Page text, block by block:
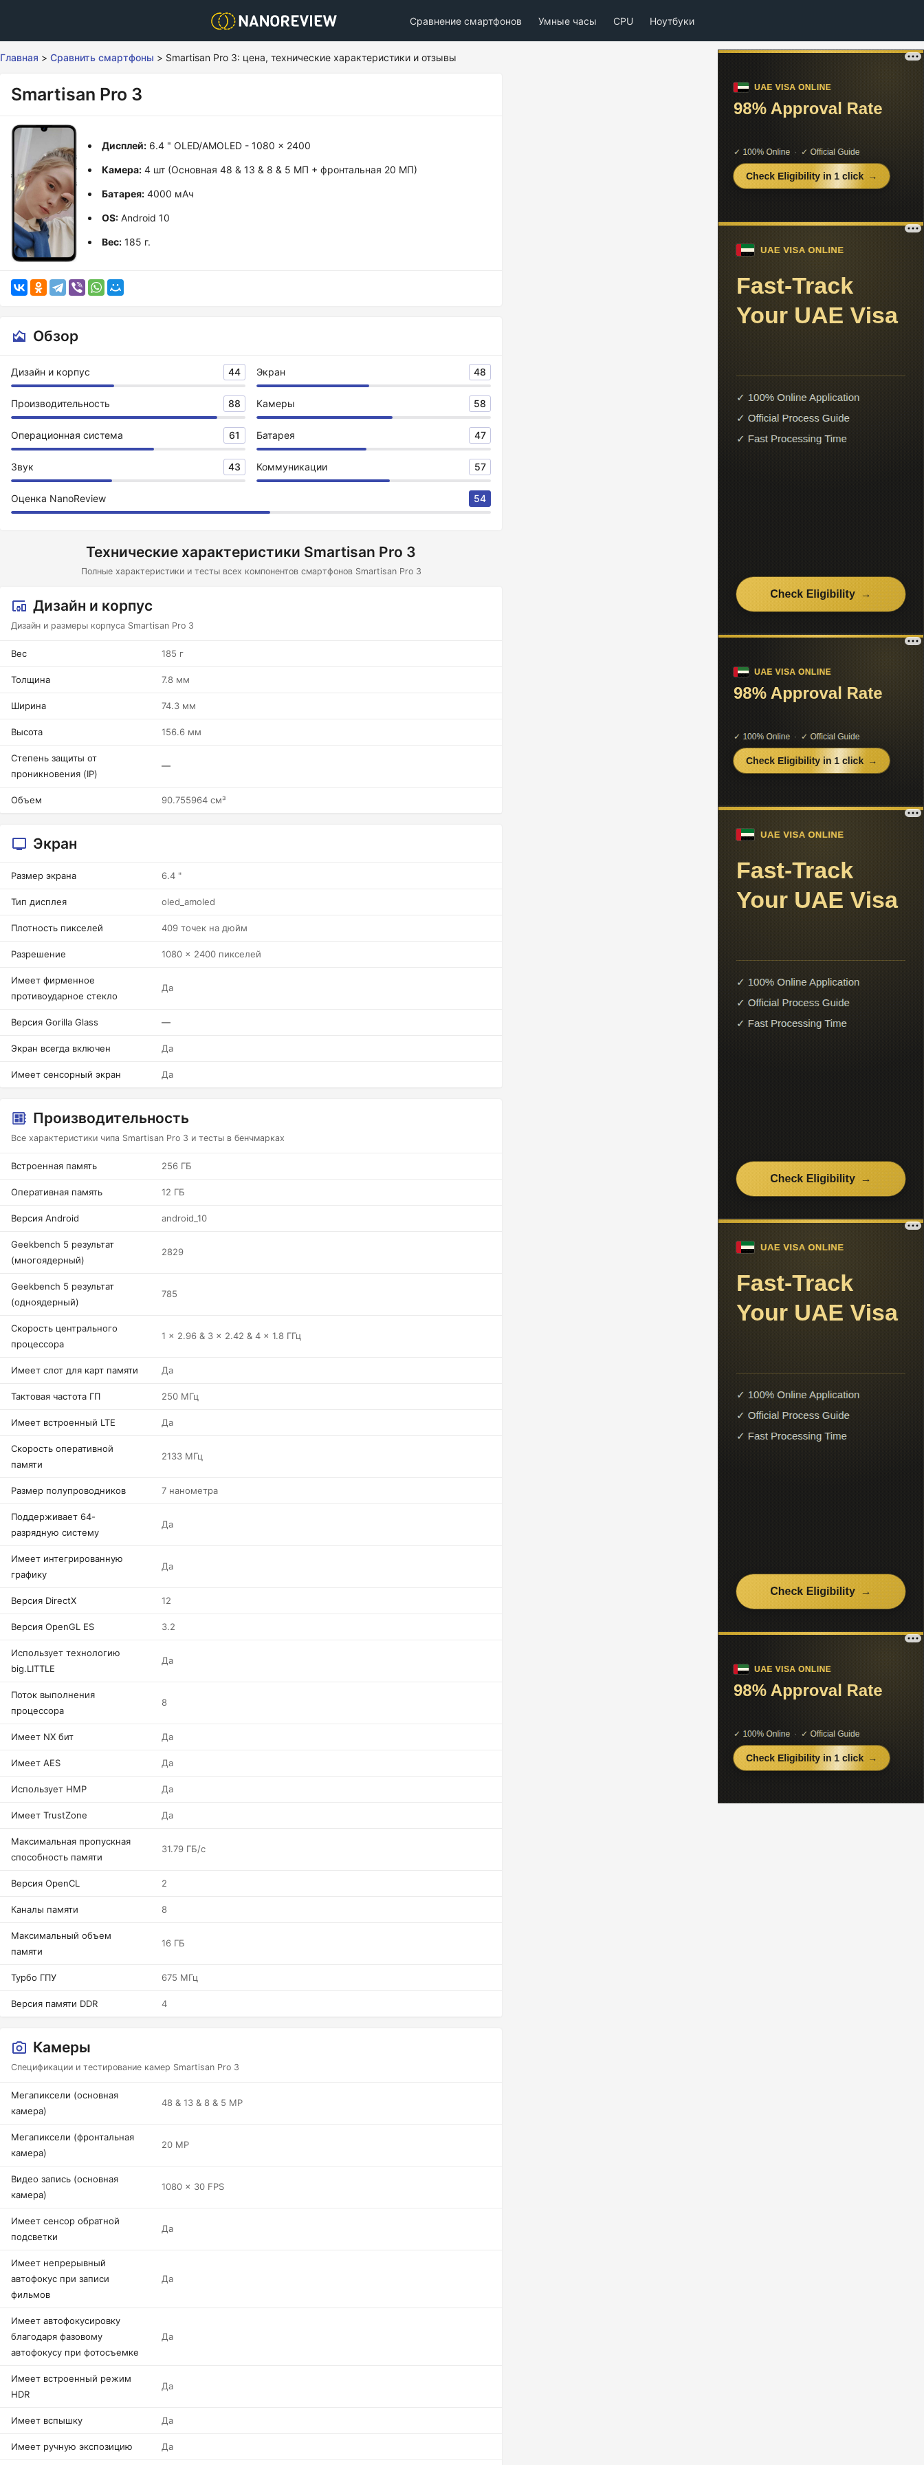
Сравнение смартфонов Умные часы CPU Ноутбуки
Главная > Сравнить смартфоны > Smartisan Pro 3: цена, технические характеристики и отзывы
Smartisan Pro 3
Дисплей: 6.4 " OLED/AMOLED - 1080 x 2400
Камера: 4 шт (Основная 48 & 13 & 8 & 5 МП + фронтальная 20 МП)
Батарея: 4000 мАч
OS: Android 10
Вес: 185 г.
Обзор
Дизайн и корпус 44 Экран 48
Производительность 88 Камеры 58
Операционная система 61 Батарея 47
Звук 43 Коммуникации 57
Оценка NanoReview 54
Технические характеристики Smartisan Pro 3
Полные характеристики и тесты всех компонентов смартфонов Smartisan Pro 3
Дизайн и корпус
Дизайн и размеры корпуса Smartisan Pro 3
Вес 185 г
Толщина 7.8 мм
Ширина 74.3 мм
Высота 156.6 мм
Степень защиты от
проникновения (IP)
—
Объем 90.755964 см³
Экран
Размер экрана 6.4 "
Тип дисплея oled_amoled
Плотность пикселей 409 точек на дюйм
Разрешение 1080 x 2400 пикселей
Имеет фирменное
противоударное стекло
Да
Версия Gorilla Glass —
Экран всегда включен Да
Имеет сенсорный экран Да
Производительность
Все характеристики чипа Smartisan Pro 3 и тесты в бенчмарках
Встроенная память 256 ГБ
Оперативная память 12 ГБ
Версия Android android_10
Geekbench 5 результат
(многоядерный)
2829
Geekbench 5 результат
(одноядерный)
785
Скорость центрального
процессора
1 x 2.96 & 3 x 2.42 & 4 x 1.8 ГГц
Имеет слот для карт памяти Да
Тактовая частота ГП 250 МГц
Имеет встроенный LTE Да
Скорость оперативной
памяти
2133 МГц
Размер полупроводников 7 нанометра
Поддерживает 64-
разрядную систему
Да
Имеет интегрированную
графику
Да
Версия DirectX 12
Версия OpenGL ES 3.2
Использует технологию
big.LITTLE
Да
Поток выполнения
процессора
8
Имеет NX бит Да
Имеет AES Да
Использует HMP Да
Имеет TrustZone Да
Максимальная пропускная
способность памяти
31.79 ГБ/с
Версия OpenCL 2
Каналы памяти 8
Максимальный объем
памяти
16 ГБ
Турбо ГПУ 675 МГц
Версия памяти DDR 4
Камеры
Спецификации и тестирование камер Smartisan Pro 3
Мегапиксели (основная
камера)
48 & 13 & 8 & 5 MP
Мегапиксели (фронтальная
камера)
20 MP
Видео запись (основная
камера)
1080 x 30 FPS
Имеет сенсор обратной
подсветки
Да
Имеет непрерывный
автофокус при записи
фильмов
Да
Имеет автофокусировку
благодаря фазовому
автофокусу при фотосъемке
Да
Имеет встроенный режим
HDR
Да
Имеет вспышку Да
Имеет ручную экспозицию Да